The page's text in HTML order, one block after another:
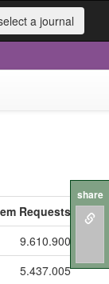
a journal
Requests
9.610.900
5.437.005
share